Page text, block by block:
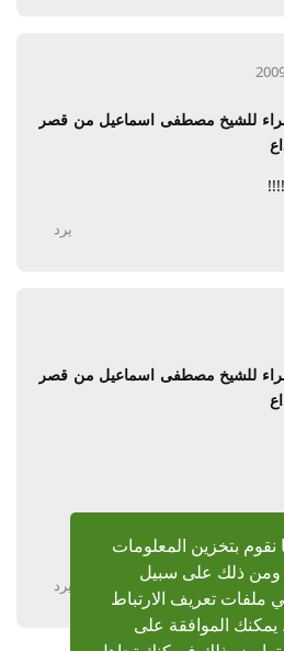
نقوم بتخزين المعلومات
ومن ذلك على سبيل
ملفات تعريف الارتباط
يمكنك الموافقة على
للشيخ مصطفى اسماعيل من قصر
يرد
للشيخ مصطفى اسماعيل من قصر
يرد